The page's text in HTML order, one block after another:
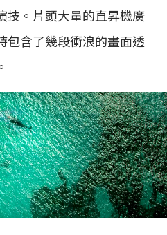
技。片頭大量的直昇機廣
包含了幾段衝浪的畫面透